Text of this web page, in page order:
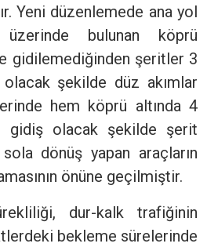
Yeni düzenlemede ana yol
bulunan köprü
gidilemediğinden şeritler 3
şekilde düz akımlar
hem köprü altında 4
olacak şekilde şerit
sola dönüş yapan araçların
önüne geçilmiştir.
dur-kalk trafiğinin
bekleme sürelerinde